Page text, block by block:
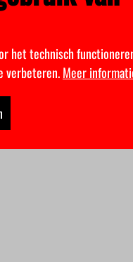
het technisch
verbeteren.Meer